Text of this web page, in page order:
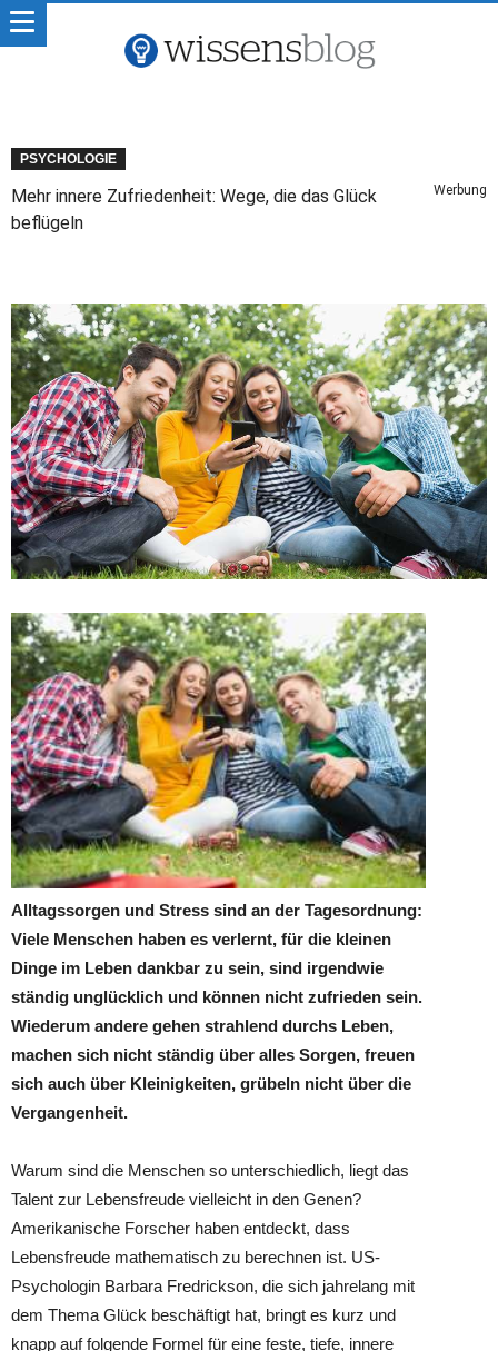
PSYCHOLOGIE
Mehr innere Zufriedenheit: Wege, die das Glück
beflügeln
Werbung
Alltagssorgen und Stress sind an der Tagesordnung:
Viele Menschen haben es verlernt, für die kleinen
Dinge im Leben dankbar zu sein, sind irgendwie
ständig unglücklich und können nicht zufrieden sein.
Wiederum andere gehen strahlend durchs Leben,
machen sich nicht ständig über alles Sorgen, freuen
sich auch über Kleinigkeiten, grübeln nicht über die
Vergangenheit.
Warum sind die Menschen so unterschiedlich, liegt das
Talent zur Lebensfreude vielleicht in den Genen?
Amerikanische Forscher haben entdeckt, dass
Lebensfreude mathematisch zu berechnen ist. US-
Psychologin Barbara Fredrickson, die sich jahrelang mit
dem Thema Glück beschäftigt hat, bringt es kurz und
knapp auf folgende Formel für eine feste, tiefe, innere